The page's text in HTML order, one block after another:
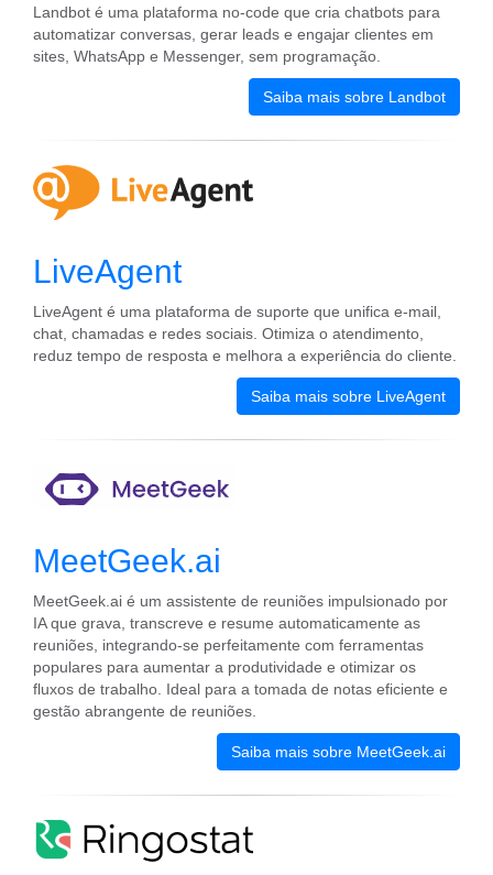
Landbot é uma plataforma no-code que cria chatbots para
automatizar conversas, gerar leads e engajar clientes em
sites, WhatsApp e Messenger, sem programação.
Saiba mais sobre Landbot
LiveAgent
LiveAgent é uma plataforma de suporte que unifica e-mail,
chat, chamadas e redes sociais. Otimiza o atendimento,
reduz tempo de resposta e melhora a experiência do cliente.
Saiba mais sobre LiveAgent
MeetGeek.ai
MeetGeek.ai é um assistente de reuniões impulsionado por
IA que grava, transcreve e resume automaticamente as
reuniões, integrando-se perfeitamente com ferramentas
populares para aumentar a produtividade e otimizar os
fluxos de trabalho. Ideal para a tomada de notas eficiente e
gestão abrangente de reuniões.
Saiba mais sobre MeetGeek.ai